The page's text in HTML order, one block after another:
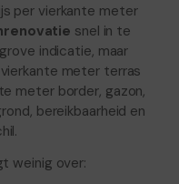
per vierkante meter
snel in te
indicatie, maar
meter terras
meter border, gazon,
bereikbaarheid en
weinig over: